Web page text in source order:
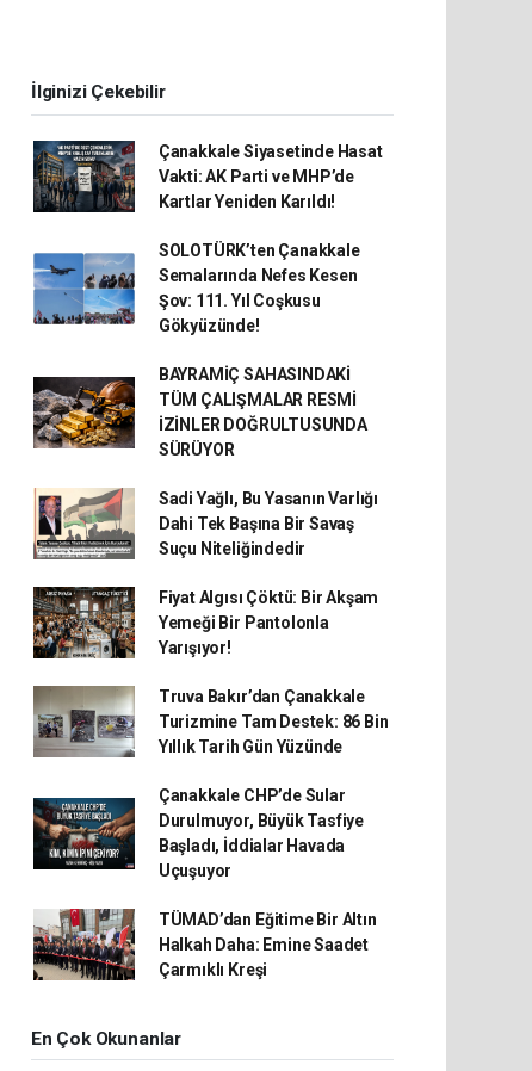
İlginizi Çekebilir
Çanakkale Siyasetinde Hasat
Vakti: AK Parti ve MHP’de
Kartlar Yeniden Karıldı!
SOLOTÜRK’ten Çanakkale
Semalarında Nefes Kesen
Şov: 111. Yıl Coşkusu
Gökyüzünde!
BAYRAMİÇ SAHASINDAKİ
TÜM ÇALIŞMALAR RESMİ
İZİNLER DOĞRULTUSUNDA
SÜRÜYOR
Sadi Yağlı, Bu Yasanın Varlığı
Dahi Tek Başına Bir Savaş
Suçu Niteliğindedir
Fiyat Algısı Çöktü: Bir Akşam
Yemeği Bir Pantolonla
Yarışıyor!
Truva Bakır’dan Çanakkale
Turizmine Tam Destek: 86 Bin
Yıllık Tarih Gün Yüzünde
Çanakkale CHP’de Sular
Durulmuyor, Büyük Tasfiye
Başladı, İddialar Havada
Uçuşuyor
TÜMAD’dan Eğitime Bir Altın
Halkah Daha: Emine Saadet
Çarmıklı Kreşi
En Çok Okunanlar